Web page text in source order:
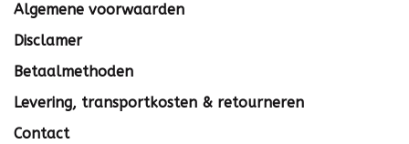
Algemene voorwaarden
Disclamer
Betaalmethoden
Levering, transportkosten & retourneren
Contact